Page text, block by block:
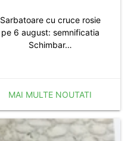
Sarbatoare cu cruce rosie
pe 6 august: semnificatia
Schimbar…
MAI MULTE NOUTATI